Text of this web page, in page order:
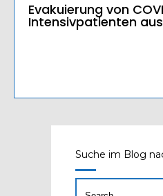
Evakuierung von
Intensivpatienten
Suche im Blog